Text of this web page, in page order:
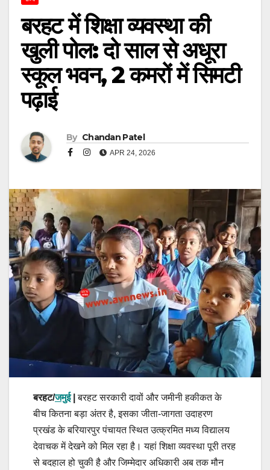
बरहट में शिक्षा व्यवस्था की
खुली पोल: दो साल से अधूरा
स्कूल भवन, 2 कमरों में सिमटी
पढ़ाई
By Chandan Patel
APR 24, 2026
बरहट/जमुई| बरहट सरकारी दावों और जमीनी हकीकत के
बीच कितना बड़ा अंतर है, इसका जीता-जागता उदाहरण
प्रखंड के बरियारपुर पंचायत स्थित उत्क्रमित मध्य विद्यालय
देवाचक में देखने को मिल रहा है। यहां शिक्षा व्यवस्था पूरी तरह
से बदहाल हो चुकी है और जिम्मेदार अधिकारी अब तक मौन